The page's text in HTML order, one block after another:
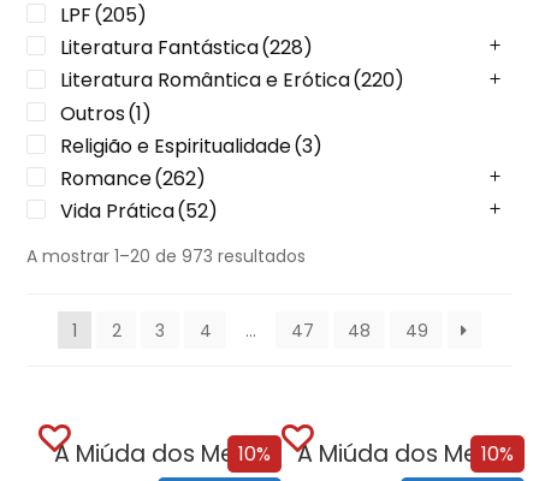
LPF(205)
Literatura Fantástica(228)
Literatura Romântica e Erótica(220)
Outros(1)
Religião e Espiritualidade(3)
Romance(262)
Vida Prática(52)
A mostrar 1–20 de 973 resultados
1 2 3 4 … 47 48 49
10%
A Miúda dos Meus Sonhos
10%
A Miúda dos Meus Sonhos – Edição...